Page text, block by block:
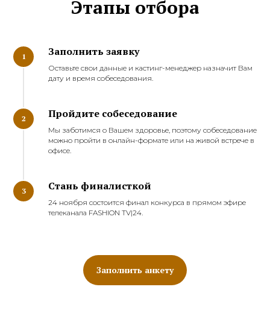
Этапы отбора
1 Заполнить заявку
Оставьте свои данные и кастинг-менеджер назначит Вам
дату и время собеседования.
2 Пройдите собеседование
Мы заботимся о Вашем здоровье, поэтому собеседование
можно пройти в онлайн-формате или на живой встрече в
офисе.
3 Стань финалисткой
24 ноября состоится финал конкурса в прямом эфире
телеканала FASHION TV|24.
Заполнить анкету